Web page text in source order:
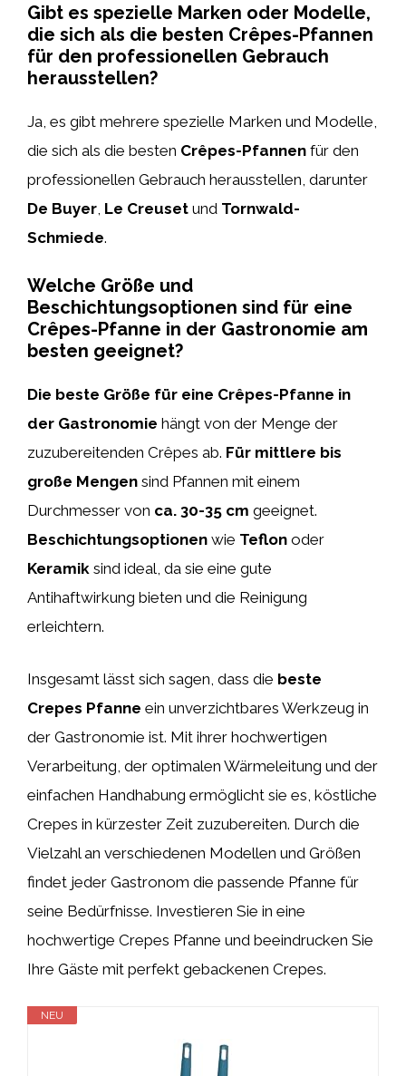
Gibt es spezielle Marken oder Modelle,
die sich als die besten Crêpes-Pfannen
für den professionellen Gebrauch
herausstellen?
Ja, es gibt mehrere spezielle Marken und Modelle,
die sich als die besten Crêpes-Pfannen für den
professionellen Gebrauch herausstellen, darunter
De Buyer Le Creuset und Tornwald-
Schmiede.
Welche Größe und
Beschichtungsoptionen sind für eine
Crêpes-Pfanne in der Gastronomie am
besten geeignet?
Die beste Größe für eine Crêpes-Pfanne in
der Gastronomie hängt von der Menge der
zuzubereitenden Crêpes ab. Für mittlere bis
große Mengen sind Pfannen mit einem
Durchmesser von ca. 30-35 cm geeignet.
Beschichtungsoptionen wie Teflon oder
Keramik sind ideal, da sie eine gute
Antihaftwirkung bieten und die Reinigung
erleichtern.
Insgesamt lässt sich sagen, dass die beste
Crepes Pfanne ein unverzichtbares Werkzeug in
der Gastronomie ist. Mit ihrer hochwertigen
Verarbeitung, der optimalen Wärmeleitung und der
einfachen Handhabung ermöglicht sie es, köstliche
Crepes in kürzester Zeit zuzubereiten. Durch die
Vielzahl an verschiedenen Modellen und Größen
findet jeder Gastronom die passende Pfanne für
seine Bedürfnisse. Investieren Sie in eine
hochwertige Crepes Pfanne und beeindrucken Sie
Ihre Gäste mit perfekt gebackenen Crepes.
NEU